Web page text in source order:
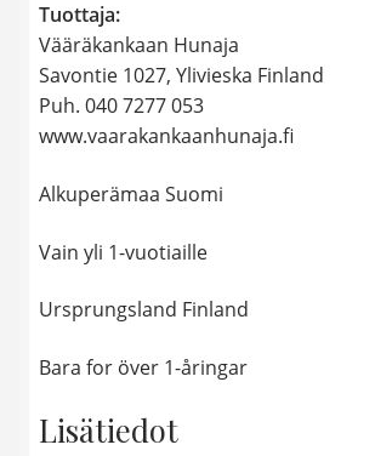
Tuottaja:
Vääräkankaan Hunaja
Savontie 1027, Ylivieska Finland
Puh. 040 7277 053
www.vaarakankaanhunaja.fi
Alkuperämaa Suomi
Vain yli 1-vuotiaille
Ursprungsland Finland
Bara for över 1-åringar
Lisätiedot